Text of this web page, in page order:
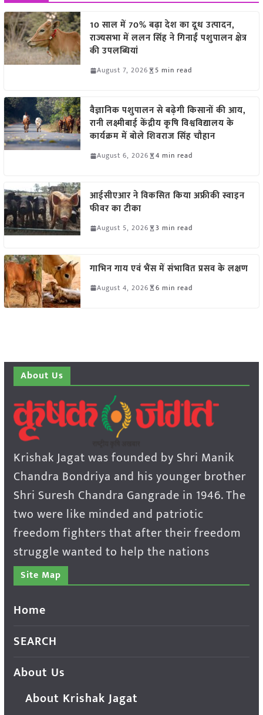
10 साल में 70% बढ़ा देश का दूध उत्पादन,
राज्यसभा में ललन सिंह ने गिनाईं पशुपालन क्षेत्र
की उपलब्धियां
August 7, 2026 5 min read
वैज्ञानिक पशुपालन से बढ़ेगी किसानों की आय,
रानी लक्ष्मीबाई केंद्रीय कृषि विश्वविद्यालय के
कार्यक्रम में बोले शिवराज सिंह चौहान
August 6, 2026 4 min read
आईसीएआर ने विकसित किया अफ्रीकी स्वाइन
फीवर का टीका
August 5, 2026 3 min read
गाभिन गाय एवं भैंस में संभावित प्रसव के लक्षण
August 4, 2026 6 min read
About Us
Krishak Jagat was founded by Shri Manik
Chandra Bondriya and his younger brother
Shri Suresh Chandra Gangrade in 1946. The
two were like minded and patriotic
freedom fighters that after their freedom
struggle wanted to help the nations
Site Map
Home
SEARCH
About Us
About Krishak Jagat